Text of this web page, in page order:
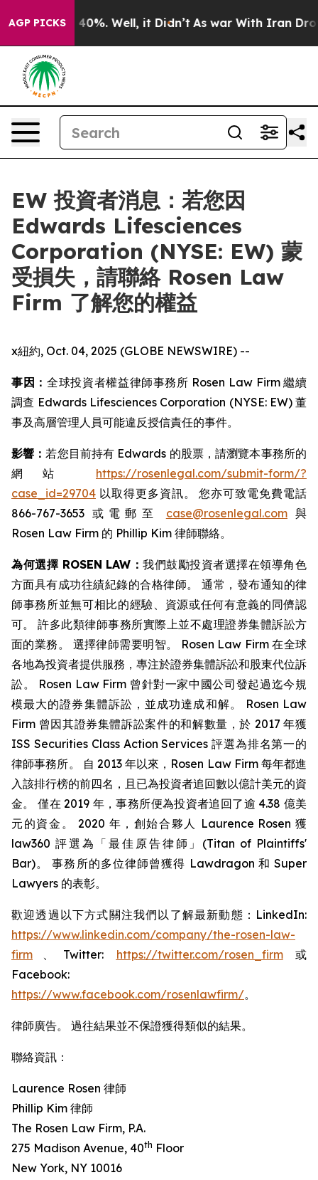
AGP PICKS
Around 40%. Well, it Didn’t As war With Iran Drove
EW 投資者消息：若您因
Edwards Lifesciences
Corporation (NYSE: EW) 蒙
受損失，請聯絡 Rosen Law
Firm 了解您的權益
x紐約, Oct. 04, 2025 (GLOBE NEWSWIRE) --
事因： 全球投資者權益律師事務所 Rosen Law Firm 繼續
調查 Edwards Lifesciences Corporation (NYSE: EW) 董
事及高層管理人員可能違反授信責任的事件。
影響：若您目前持有 Edwards 的股票，請瀏覽本事務所的
網站 https://rosenlegal.com/submit-form/?
case_id=29704 以取得更多資訊。 您亦可致電免費電話
866-767-3653 或電郵至 case@rosenlegal.com與
Rosen Law Firm 的 Phillip Kim 律師聯絡。
為何選擇 ROSEN LAW：我們鼓勵投資者選擇在領導角色
方面具有成功往績紀錄的合格律師。 通常，發布通知的律
師事務所並無可相比的經驗、資源或任何有意義的同儕認
可。 許多此類律師事務所實際上並不處理證券集體訴訟方
面的業務。 選擇律師需要明智。 Rosen Law Firm 在全球
各地為投資者提供服務，專注於證券集體訴訟和股東代位訴
訟。 Rosen Law Firm 曾針對一家中國公司發起過迄今規
模最大的證券集體訴訟，並成功達成和解。 Rosen Law
Firm 曾因其證券集體訴訟案件的和解數量，於 2017 年獲
ISS Securities Class Action Services 評選為排名第一的
律師事務所。 自 2013 年以來，Rosen Law Firm 每年都進
入該排行榜的前四名，且已為投資者追回數以億計美元的資
金。 僅在 2019 年，事務所便為投資者追回了逾 4.38 億美
元的資金。 2020 年，創始合夥人 Laurence Rosen 獲
law360 評選為「最佳原告律師」(Titan of Plaintiffs'
Bar)。 事務所的多位律師曾獲得 Lawdragon 和 Super
Lawyers 的表彰。
歡迎透過以下方式關注我們以了解最新動態：LinkedIn:
https://www.linkedin.com/company/the-rosen-law-
firm 、Twitter: https://twitter.com/rosen_firm或
Facebook:
https://www.facebook.com/rosenlawfirm/。
律師廣告。 過往結果並不保證獲得類似的結果。
聯絡資訊：
Laurence Rosen 律師
Phillip Kim 律師
The Rosen Law Firm, P.A.
275 Madison Avenue, 40th Floor
New York, NY 10016